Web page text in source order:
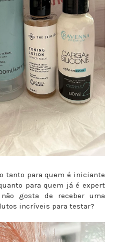
tanto para quem é iniciante
para quem já é expert
gosta de receber uma
incríveis para testar?